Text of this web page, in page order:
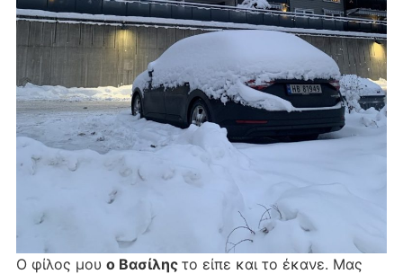
Ο φίλος μου ο Βασίλης το είπε και το έκανε. Μας